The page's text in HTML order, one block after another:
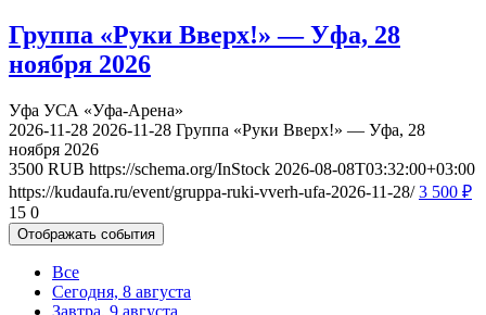
Группа «Руки Вверх!» — Уфа, 28
ноября 2026
Уфа УСА «Уфа-Арена»
2026-11-28 2026-11-28 Группа «Руки Вверх!» — Уфа, 28
ноября 2026
3500 RUB https://schema.org/InStock 2026-08-08T03:32:00+03:00
https://kudaufa.ru/event/gruppa-ruki-vverh-ufa-2026-11-28/ 3 500 ₽
15 0
Отображать события
Все
Сегодня, 8 августа
Завтра, 9 августа